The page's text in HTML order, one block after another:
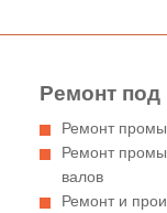
Ремонт
Ремонт
Ремонт
валов
Ремонт и